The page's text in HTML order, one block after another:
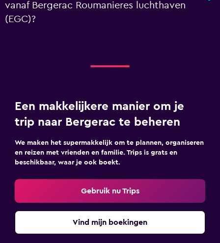
vanaf Bergerac Roumanieres luchthaven
(EGC)?
Een makkelijkere manier om je
trip naar Bergerac te beheren
We maken het supermakkelijk om te plannen, organiseren
en reizen met vrienden en familie. Trips is grats en
beschikbaar, waar je ook boekt.
Gebruik nu Trips
Vind mijn boekingen